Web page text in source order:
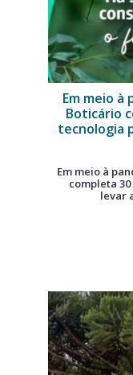
Em meio à
Boticário
tecnologia
Em meio à
completa
levar